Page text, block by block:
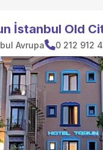
İstanbul Old
Avrupa 0 212 912